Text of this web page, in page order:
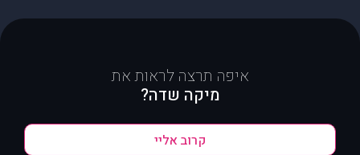
איפה תרצה לראות את
מיקה שדה?